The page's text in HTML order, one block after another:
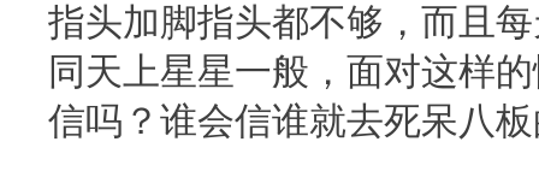
指头加脚指头都不够，而且
同天上星星一般，面对这样
信吗？谁会信谁就去死呆八